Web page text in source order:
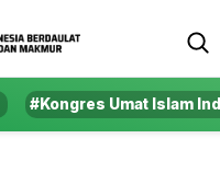
#Kongres Umat Islam